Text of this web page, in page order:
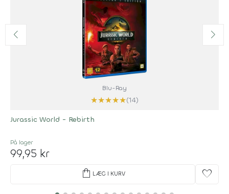
Blu-Ray
★★★★★(14)
Jurassic World - Rebirth
På lager
99,95 kr
shopping_bag LÆG I KURV favorite